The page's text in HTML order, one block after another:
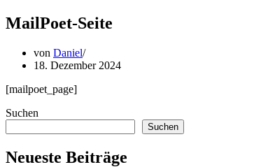
MailPoet-Seite
von Daniel
18. Dezember 2024
[mailpoet_page]
Suchen
Suchen
Neueste Beiträge